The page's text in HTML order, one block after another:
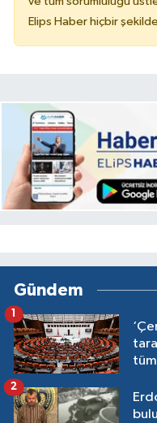
Elips Haber hiçbir
Gündem
1
2